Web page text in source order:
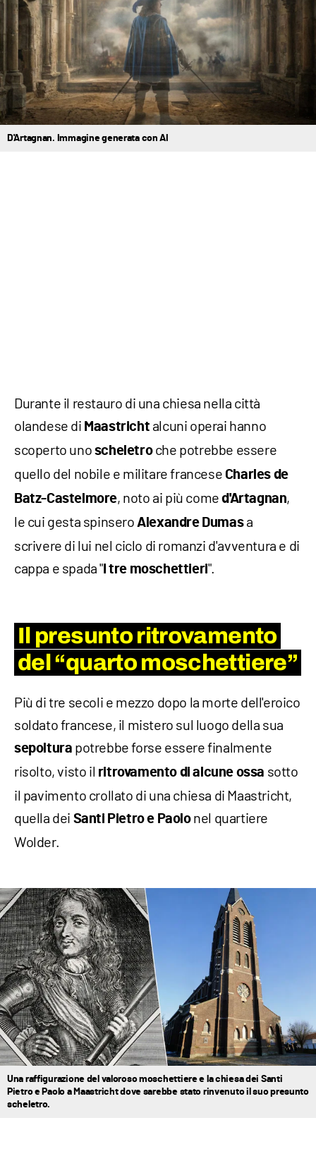
D'Artagnan. Immagine generata con AI
Durante il restauro di una chiesa nella città
olandese di Maastricht alcuni operai hanno
scoperto uno scheletroche potrebbe essere
quello del nobile e militare francese Charles de
Batz-Castelmore, noto ai più comed'Artagnan,
le cui gesta spinsero Alexandre Dumasa
scrivere di lui nel ciclo di romanzi d'avventura e di
cappa e spada " I tre moschettieri".
Il presunto ritrovamento
del “quarto moschettiere”
Più di tre secoli e mezzo dopo la morte dell'eroico
soldato francese, il mistero sul luogo della sua
sepoltura potrebbe forse essere finalmente
risolto, visto il ritrovamento di alcune ossa sotto
il pavimento crollato di una chiesa di Maastricht,
quella dei Santi Pietro e Paolonel quartiere
Wolder.
Una raffigurazione del valoroso moschettiere e la chiesa dei Santi
Pietro e Paolo a Maastricht dove sarebbe stato rinvenuto il suo presunto
scheletro.